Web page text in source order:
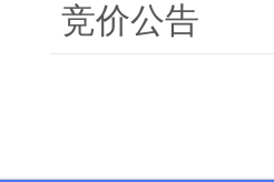
竞价公告